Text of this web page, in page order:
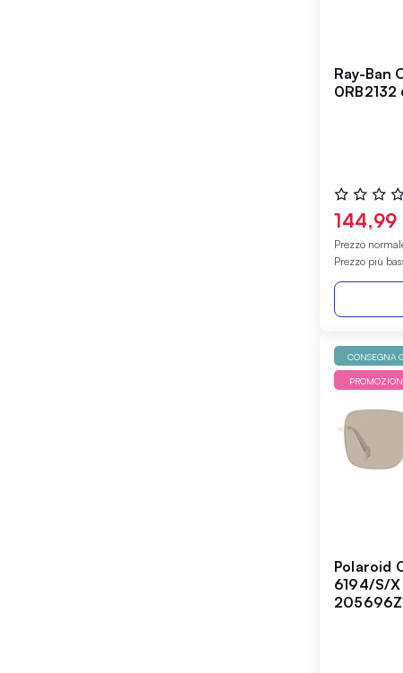
Ray-Ban
0%
144,99
Prezzo
Prezzo più
CONSEGNA
Polaroid
6194/S/X